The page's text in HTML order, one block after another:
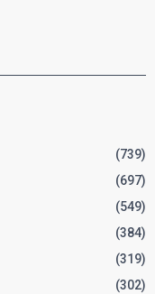
(739)
(697)
(549)
(384)
(319)
(302)